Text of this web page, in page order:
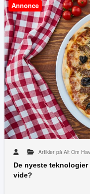
Annonce
Artikler på Alt Om
De nyeste
vide?